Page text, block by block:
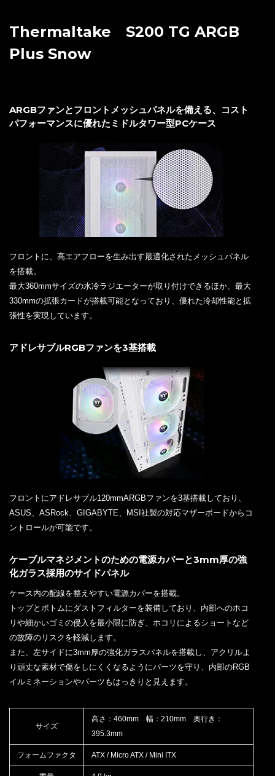
Thermaltake S200 TG ARGB
Plus Snow
ARGBファンとフロントメッシュパネルを備える、コスト
パフォーマンスに優れたミドルタワー型PCケース
フロントに、高エアフローを生み出す最適化されたメッシュパネル
を搭載。
最大360mmサイズの水冷ラジエーターが取り付けできるほか、最大
330mmの拡張カードが搭載可能となっており、優れた冷却性能と拡
張性を実現しています。
アドレサブルRGBファンを3基搭載
フロントにアドレサブル120mmARGBファンを3基搭載しており、
ASUS、ASRock、GIGABYTE、MSI社製の対応マザーボードからコ
ントロールが可能です。
ケーブルマネジメントのための電源カバーと3mm厚の強
化ガラス採用のサイドパネル
ケース内の配線を整えやすい電源カバーを搭載。
トップとボトムにダストフィルターを装備しており、内部へのホコ
リや細かいゴミの侵入を最小限に防ぎ、ホコリによるショートなど
の故障のリスクを軽減します。
また、左サイドに3mm厚の強化ガラスパネルを搭載し、アクリルよ
り頑丈な素材で傷をしにくくなるようにパーツを守り、内部のRGB
イルミネーションやパーツもはっきりと見えます。
サイズ
高さ：460mm 幅：210mm 奥行き：
395.3mm
フォームファクタ ATX / Micro ATX / Mini ITX